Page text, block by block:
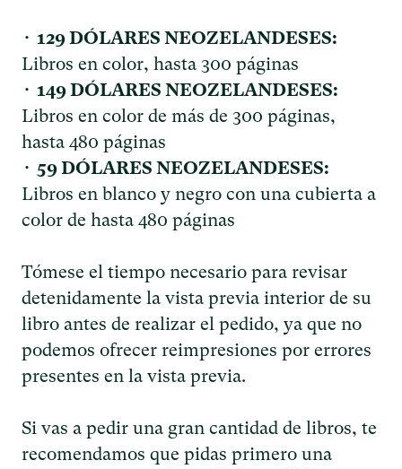
• 129 DÓLARES NEOZELANDESES:
Libros en color, hasta 300 páginas
• 149 DÓLARES NEOZELANDESES:
Libros en color de más de 300 páginas,
hasta 480 páginas
• 59 DÓLARES NEOZELANDESES:
Libros en blanco y negro con una cubierta a
color de hasta 480 páginas
Tómese el tiempo necesario para revisar
detenidamente la vista previa interior de su
libro antes de realizar el pedido, ya que no
podemos ofrecer reimpresiones por errores
presentes en la vista previa.
Si vas a pedir una gran cantidad de libros, te
recomendamos que pidas primero una